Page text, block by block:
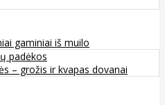
gaminiai iš muilo
padėkos
– grožis ir kvapas dovanai